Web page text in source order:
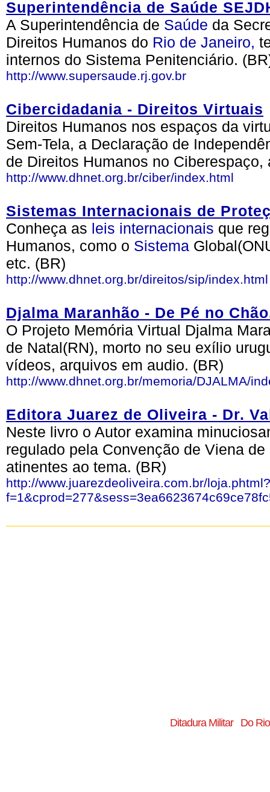
Superintendência de Saúde
A Superintendência de Saúde da
Direitos Humanos do Rio de Janeiro,
internos do Sistema Penitenciário.
http://www.supersaude.rj.gov.br
Cibercidadania - Direitos Virtuais
Direitos Humanos nos espaços da
Sem-Tela, a Declaração de
de Direitos Humanos no
http://www.dhnet.org.br/ciber/index.html
Sistemas Internacionais de
Conheça as leis internacionais que
Humanos, como o Sistema
etc. (BR)
http://www.dhnet.org.br/direitos/sip/index.html
Djalma Maranhão - De Pé no
O Projeto Memória Virtual Djalma
de Natal(RN), morto no seu exílio
vídeos, arquivos em audio. (BR)
http://www.dhnet.org.br/memoria/DJALMA/
Editora Juarez de Oliveira - Dr.
Neste livro o Autor examina
regulado pela Convenção de Viena
atinentes ao tema. (BR)
http://www.juarezdeoliveira.com.br/loja.phtml?
Ditadura Militar Do